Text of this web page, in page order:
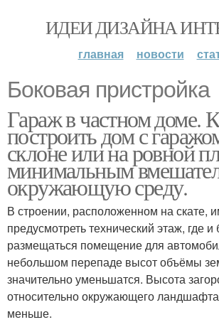
ИДЕИ ДИЗАЙНА
главная новости
Боковая пристройка
Гараж в частном доме.
построить дом с
склоне или на ровной
минимальным
окружающую среду.
В строении, расположенном на скате,
предусмотреть технический этаж, где и
размещаться помещение для
небольшом перепаде высот объёмы
значительно уменьшатся. Высота
относительно окружающего
меньше.